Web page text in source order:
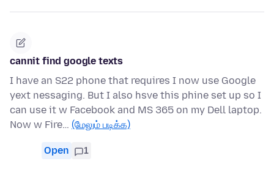
cannit find google texts
I have an S22 phone that requires I now use Google
yext nessaging. But I also hsve this phine set up so I
can use it w Facebook and MS 365 on my Dell laptop.
Now w Fire… (மேலும் படிக்க)
Open 1